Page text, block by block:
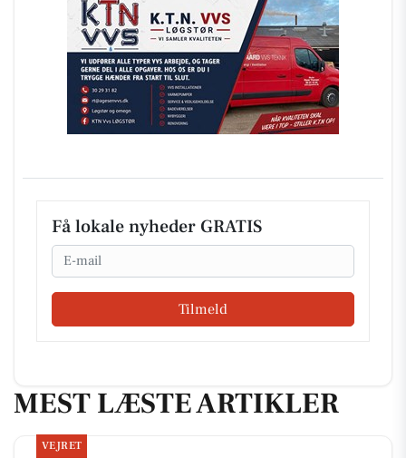
Få lokale nyheder GRATIS
Email
Tilmeld
MEST LÆSTE ARTIKLER
VEJRET